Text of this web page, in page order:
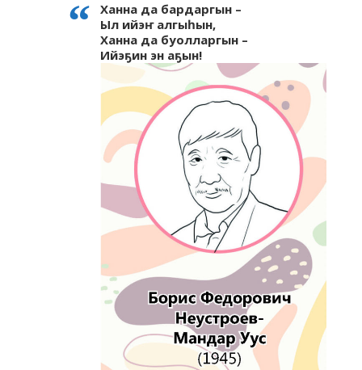
Ханна да бардаргын –
Ыл ийэҥ алгыһын,
Ханна да буолларгын –
Ийэҕин эн аҕын!